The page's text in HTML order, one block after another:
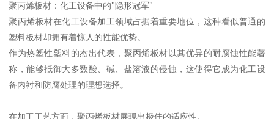
聚丙烯板材：化工设备中的"隐形冠军"
聚丙烯板材在化工设备加工领域占据着重要地位，这种看似普通的
塑料板材却拥有着惊人的性能优势。
作为热塑性塑料的杰出代表，聚丙烯板材以其优异的耐腐蚀性能著
称，能够抵御大多数酸、碱、盐溶液的侵蚀，这使得它成为化工设
备内衬和防腐处理的理想选择。
在加工工艺方面，聚丙烯板材展现出极佳的适应性。